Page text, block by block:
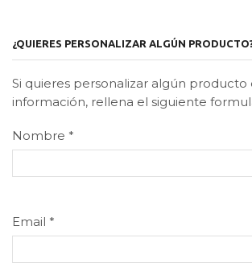
¿QUIERES PERSONALIZAR ALGÚN
Si quieres personalizar algún producto
información, rellena el siguiente
Nombre *
Email *